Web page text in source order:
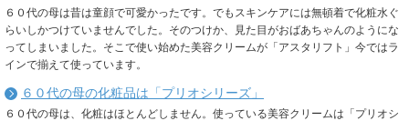
６０代の母は昔は童顔で可愛かったです。でもスキンケアには無頓着で化粧水ぐ
らいしかつけていませんでした。そのつけか、見た目がおばあちゃんのようにな
ってしまいました。そこで使い始めた美容クリームが「アスタリフト」今ではラ
インで揃えて使っています。
６０代の母の化粧品は「プリオシリーズ」
６０代の母は、化粧はほとんどしません。使っている美容クリームは「プリオシ